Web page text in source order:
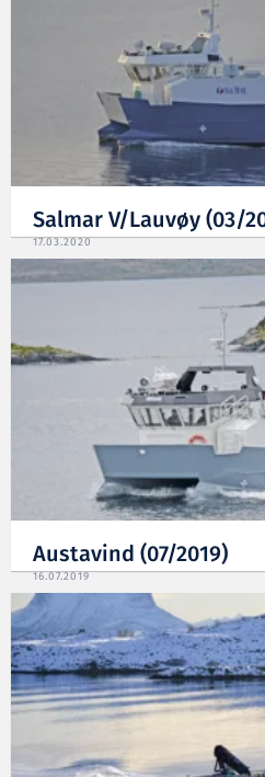
Salmar V/Lauvøy (03/
17.03.2020
Austavind (07/2019)
16.07.2019